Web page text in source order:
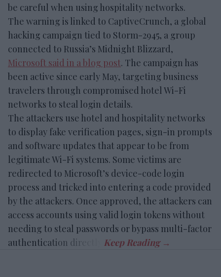
be careful when using hospitality networks.
The warning is linked to CaptiveCrunch, a global
hacking campaign tied to Storm-2945, a group
connected to Russia’s Midnight Blizzard,
Microsoft said in a blog post. The campaign has
been active since early May, targeting business
travelers through compromised hotel Wi-Fi
networks to steal login details.
The attackers use hotel and hospitality networks
to display fake verification pages, sign-in prompts
and software updates that appear to be from
legitimate Wi-Fi systems. Some victims are
redirected to Microsoft’s device-code login
process and tricked into entering a code provided
by the attackers. Once approved, the attackers can
access accounts using valid login tokens without
needing to steal passwords or bypass multi-factor
authentication directly.